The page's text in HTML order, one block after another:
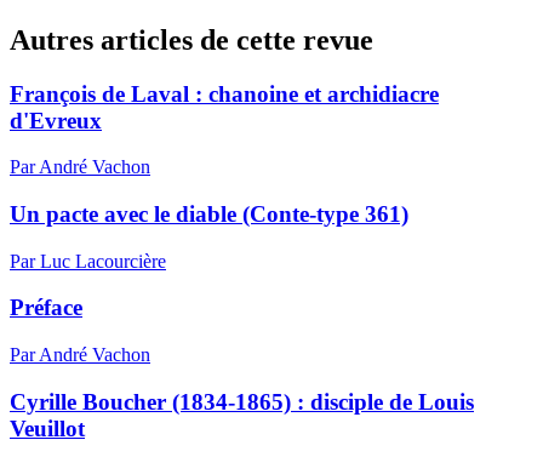
Autres articles de cette revue
François de Laval : chanoine et archidiacre
d'Evreux
Par André Vachon
Un pacte avec le diable (Conte-type 361)
Par Luc Lacourcière
Préface
Par André Vachon
Cyrille Boucher (1834-1865) : disciple de Louis
Veuillot